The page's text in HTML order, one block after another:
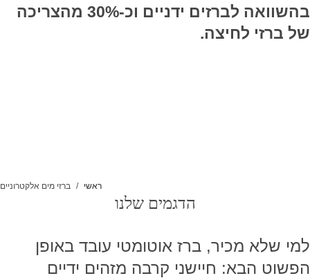
בהשוואה לברזים ידניים וכ-30% מהצריכה
של ברזי לחיצה.
ראשי ברזי מים אלקטרוניים
הדגמים שלנו
למי שלא מכיר, ברז אוטומטי עובד באופן
הפשוט הבא: חיישני קרבה מזהים ידיים